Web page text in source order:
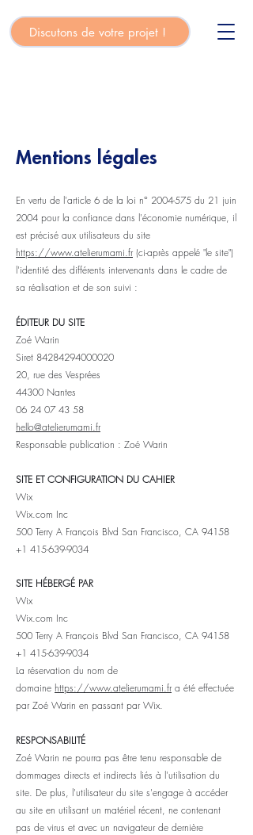
Discutons de votre projet !
Mentions légales
En vertu de l'article 6 de la loi n° 2004-575 du 21 juin
2004 pour la confiance dans l'économie numérique, il
est précisé aux utilisateurs du site
https://www.atelierumami.fr (ci-après appelé "le site")
l'identité des différents intervenants dans le cadre de
sa réalisation et de son suivi :
ÉDITEUR DU SITE
Zoé Warin
Siret 84284294000020
20, rue des Vesprées
44300 Nantes
06 24 07 43 58
hello@atelierumami.fr
Responsable publication : Zoé Warin
SITE ET CONFIGURATION DU CAHIER
Wix
Wix.com Inc
500 Terry A François Blvd San Francisco, CA 94158
+1 415-639-9034
SITE HÉBERGÉ PAR
Wix
Wix.com Inc
500 Terry A François Blvd San Francisco, CA 94158
+1 415-639-9034
La réservation du nom de
domaine https://www.atelierumami.fr a été effectuée
par Zoé Warin en passant par Wix.
RESPONSABILITÉ
Zoé Warin ne pourra pas être tenu responsable de
dommages directs et indirects liés à l'utilisation du
site. De plus, l'utilisateur du site s'engage à accéder
au site en utilisant un matériel récent, ne contenant
pas de virus et avec un navigateur de dernière